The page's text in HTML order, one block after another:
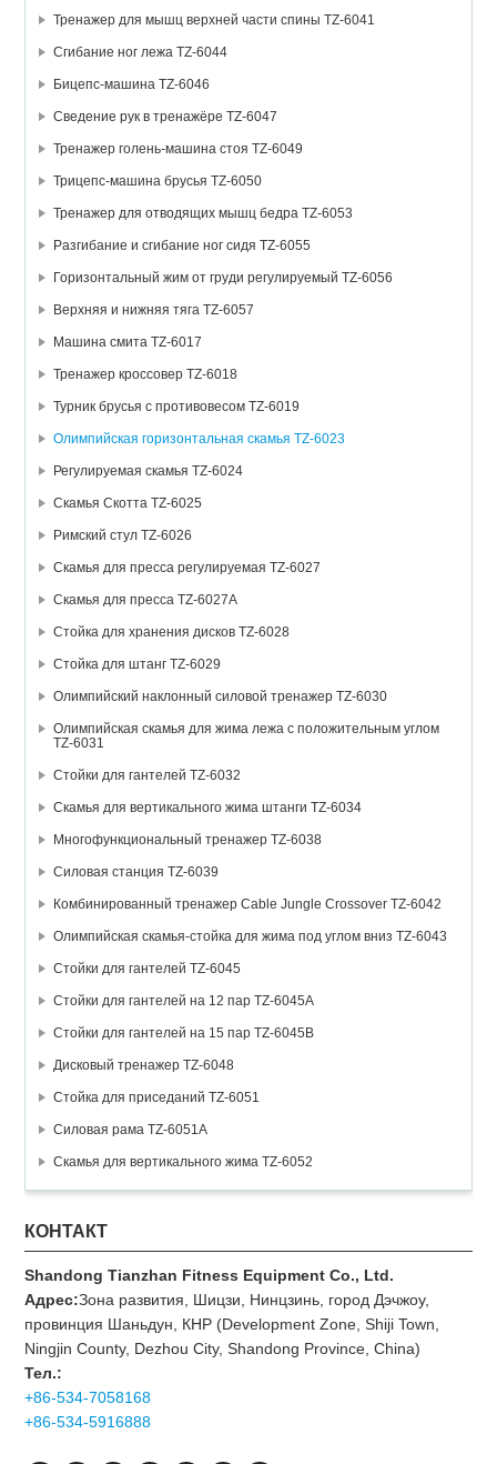
Тренажер для мышц верхней части спины TZ-6041
Сгибание ног лежа TZ-6044
Бицепс-машина TZ-6046
Сведение рук в тренажёре TZ-6047
Тренажер голень-машина стоя TZ-6049
Трицепс-машина брусья TZ-6050
Тренажер для отводящих мышц бедра TZ-6053
Разгибание и сгибание ног сидя TZ-6055
Горизонтальный жим от груди регулируемый TZ-6056
Верхняя и нижняя тяга TZ-6057
Машина смита TZ-6017
Тренажер кроссовер TZ-6018
Турник брусья с противовесом TZ-6019
Олимпийская горизонтальная скамья TZ-6023
Регулируемая скамья TZ-6024
Скамья Скотта TZ-6025
Римский стул TZ-6026
Скамья для пресса регулируемая TZ-6027
Скамья для пресса TZ-6027А
Стойка для хранения дисков TZ-6028
Стойка для штанг TZ-6029
Олимпийский наклонный силовой тренажер TZ-6030
Олимпийская скамья для жима лежа с положительным углом
TZ-6031
Стойки для гантелей TZ-6032
Скамья для вертикального жима штанги TZ-6034
Многофункциональный тренажер TZ-6038
Силовая станция TZ-6039
Комбинированный тренажер Cable Jungle Crossover TZ-6042
Олимпийская скамья-стойка для жима под углом вниз TZ-6043
Стойки для гантелей TZ-6045
Стойки для гантелей на 12 пар TZ-6045А
Стойки для гантелей на 15 пар TZ-6045В
Дисковый тренажер TZ-6048
Стойка для приседаний TZ-6051
Силовая рама TZ-6051A
Скамья для вертикального жима TZ-6052
КОНТАКТ
Shandong Tianzhan Fitness Equipment Co., Ltd.
Адрес:Зона развития, Шицзи, Нинцзинь, город Дэчжоу,
провинция Шаньдун, КНР (Development Zone, Shiji Town,
Ningjin County, Dezhou City, Shandong Province, China)
Тел.:
+86-534-7058168
+86-534-5916888